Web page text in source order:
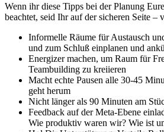
Wenn ihr diese Tipps bei der Planung
beachtet, seid Ihr auf der sicheren Seite –
Informelle Räume für Austausch
und zum Schluß einplanen und
Energizer machen, um Raum für
Teambuilding zu kreiieren
Macht echte Pausen alle 30-45
geht herum
Nicht länger als 90 Minuten am
Feedback auf der Meta-Ebene
Wie produktiv waren wir? Wie ist